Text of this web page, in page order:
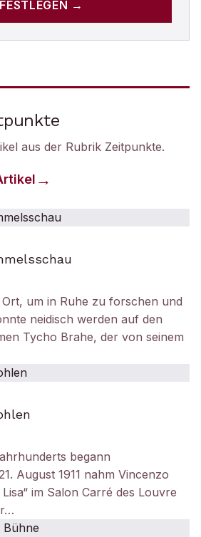
FESTLEGEN →
aus der Rubrik Zeitpunkte.
Ort, um in Ruhe zu forschen und
neidisch werden auf den
Tycho Brahe, der von seinem
begann
August 1911 nahm Vincenzo
im Salon Carré des Louvre